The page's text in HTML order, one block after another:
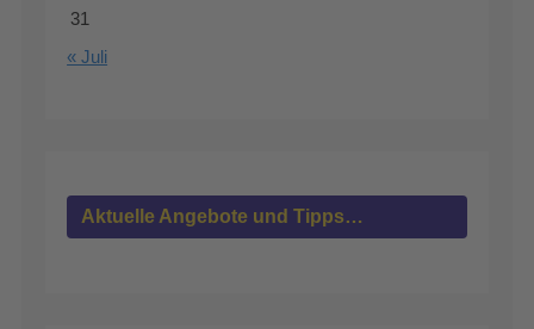
31
« Juli
Aktuelle Angebote und Tipps…